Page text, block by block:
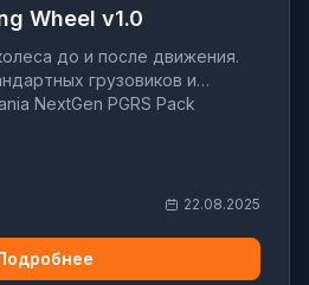
Wheel v1.0
до и после движения.
грузовиков и
NextGen PGRS Pack
22.08.2025